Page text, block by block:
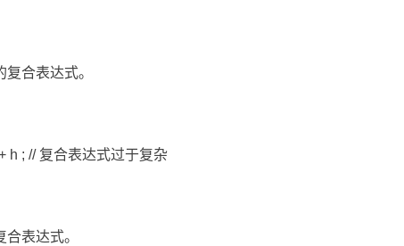
合表达式。
h ; // 复合表达式过于复杂
表达式。